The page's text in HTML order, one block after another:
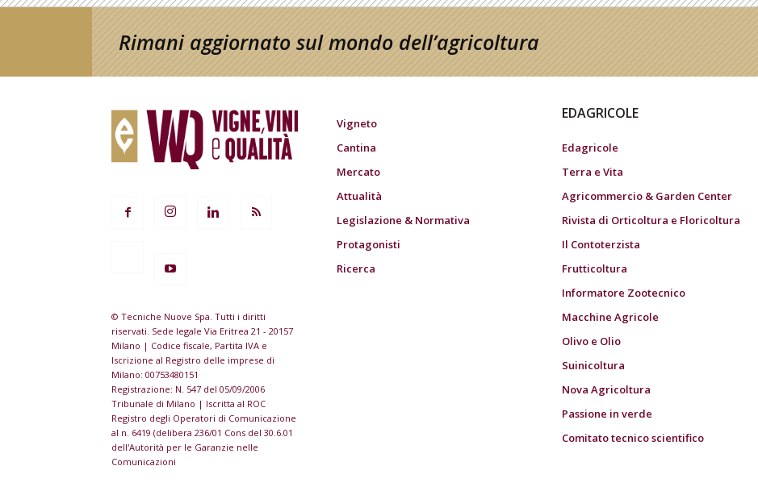
Rimani aggiornato sul mondo dell’agricoltura
© Tecniche Nuove Spa. Tutti i diritti
riservati. Sede legale Via Eritrea 21 - 20157
Milano | Codice fiscale, Partita IVA e
Iscrizione al Registro delle imprese di
Milano: 00753480151
Registrazione: N. 547 del 05/09/2006
Tribunale di Milano | Iscritta al ROC
Registro degli Operatori di Comunicazione
al n. 6419 (delibera 236/01 Cons del 30.6.01
dell'Autorità per le Garanzie nelle
Comunicazioni
Vigneto
Cantina
Mercato
Attualità
Legislazione & Normativa
Protagonisti
Ricerca
EDAGRICOLE
Edagricole
Terra e Vita
Agricommercio & Garden Center
Rivista di Orticoltura e Floricoltura
Il Contoterzista
Frutticoltura
Informatore Zootecnico
Macchine Agricole
Olivo e Olio
Suinicoltura
Nova Agricoltura
Passione in verde
Comitato tecnico scientifico